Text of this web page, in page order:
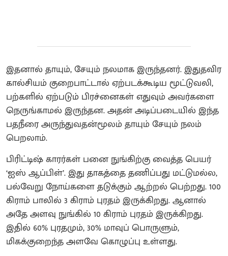
இதனால் தாயும், சேயும் நலமாக இருந்தனர். இதுதவிர
கால்சியம் குறைபாட்டால் ஏற்படக்கூடிய மூட்டுவலி,
பற்களில் ஏற்படும் பிரச்னைகள் எதுவும் அவர்களை
நெருங்காமல் இருந்தன. அதன் அடிப்படையில் இந்த
பதநீரை அருந்துவதன்மூலம் தாயும் சேயும் நலம்
பெறலாம்.
பிரிட்டிஷ் காரர்கள் பனை நுங்கிற்கு வைத்த பெயர்
‘ஐஸ் ஆப்பிள்’. இது தாகத்தை தணிப்பது மட்டுமல்ல,
பல்வேறு நோய்களை தடுக்கும் ஆற்றல் பெற்றது. 100
கிராம் பாலில் 3 கிராம் புரதம் இருக்கிறது. ஆனால்
அதே அளவு நுங்கில் 10 கிராம் புரதம் இருக்கிறது.
இதில் 60% புரதமும், 30% மாவுப் பொருளும்,
மிகக்குறைந்த அளவே கொழுப்பு உள்ளது.